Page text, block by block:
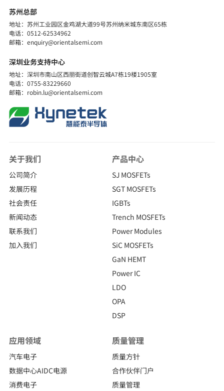
探索详细
苏州总部
地址：苏州工业园区金鸡湖大道99号苏州纳米城东南区65栋
电话：0512-62534962
邮箱：enquiry@orientalsemi.com
深圳业务支持中心
地址：深圳市南山区西丽街道创智云城A7栋19楼1905室
电话：0755-83229660
邮箱：robin.lu@orientalsemi.com
关于我们
公司简介
发展历程
社会责任
新闻动态
联系我们
加入我们
产品中心
SJ MOSFETs
SGT MOSFETs
IGBTs
Trench MOSFETs
Power Modules
SiC MOSFETs
GaN HEMT
Power IC
LDO
OPA
DSP
应用领域
汽车电子
数据中心AIDC电源
消费电子
质量管理
质量方针
合作伙伴门户
质量管理